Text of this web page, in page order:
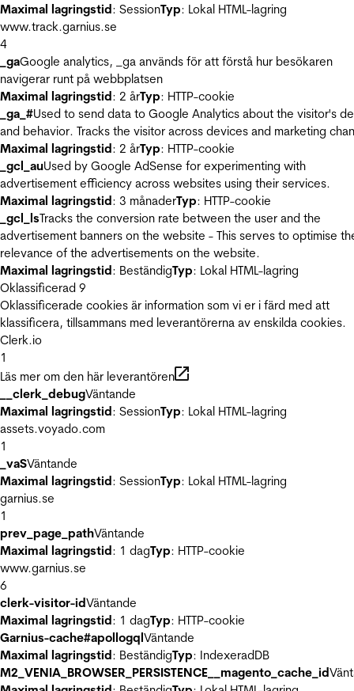
Maximal lagringstid: SessionTyp: Lokal HTML-lagring
www.track.garnius.se
4
_gaGoogle analytics, _ga används för att förstå hur besökaren
navigerar runt på webbplatsen
Maximal lagringstid: 2 årTyp: HTTP-cookie
_ga_#Used to send data to Google Analytics about the visitor's
and behavior. Tracks the visitor across devices and marketing
Maximal lagringstid: 2 årTyp: HTTP-cookie
_gcl_auUsed by Google AdSense for experimenting with
advertisement efficiency across websites using their services.
Maximal lagringstid: 3 månaderTyp: HTTP-cookie
_gcl_lsTracks the conversion rate between the user and the
advertisement banners on the website - This serves to optimise
relevance of the advertisements on the website.
Maximal lagringstid: BeständigTyp: Lokal HTML-lagring
Oklassificerad 9
Oklassificerade cookies är information som vi er i färd med att
klassificera, tillsammans med leverantörerna av enskilda cookies.
Clerk.io
1
Läs mer om den här leverantören
__clerk_debugVäntande
Maximal lagringstid: SessionTyp: Lokal HTML-lagring
assets.voyado.com
1
_vaSVäntande
Maximal lagringstid: SessionTyp: Lokal HTML-lagring
garnius.se
1
prev_page_pathVäntande
Maximal lagringstid: 1 dagTyp: HTTP-cookie
www.garnius.se
6
clerk-visitor-idVäntande
Maximal lagringstid: 1 dagTyp: HTTP-cookie
Garnius-cache#apollogqlVäntande
Maximal lagringstid: BeständigTyp: IndexeradDB
M2_VENIA_BROWSER_PERSISTENCE__magento_cache_id